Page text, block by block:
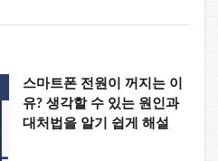
스마트폰 전원이 꺼지는 이
유? 생각할 수 있는 원인과
대처법을 알기 쉽게 해설